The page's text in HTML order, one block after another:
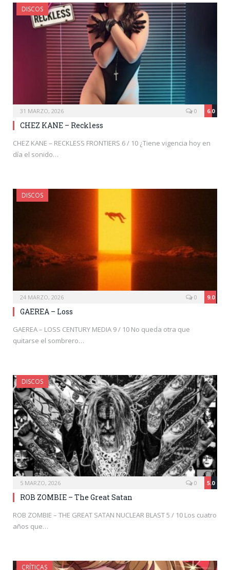
DISCOS
31 MARZO, 2026 6.0
0
CHEZ KANE – Reckless
CHEZ KANE – RECKLESS FRONTIERS 6 / 10 ¿Tiene vigencia hoy en
día el sonido…
DISCOS
24 MARZO, 2026 9.0
0
GAEREA – Loss
GAEREA – LOSS CENTURY MEDIA 9 / 10 No queda otra que
quitarse el sombrero…
DISCOS
5 MARZO, 2026 5.0
0
ROB ZOMBIE – The Great Satan
ROB ZOMBIE – THE GREAT SATAN NUCLEAR BLAST 5 / 10 Los cuatro
años que…
CRÍTICAS